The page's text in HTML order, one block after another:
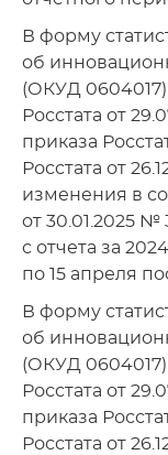
В форму
об
(ОКУД
Росстата от
приказа
Росстата от
изменения в
от 30.01.2025
с отчета за
по 15 апреля
В форму
об
(ОКУД
Росстата от
приказа
Росстата от